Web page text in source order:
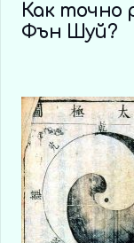
Как точно
Фън Шуй?